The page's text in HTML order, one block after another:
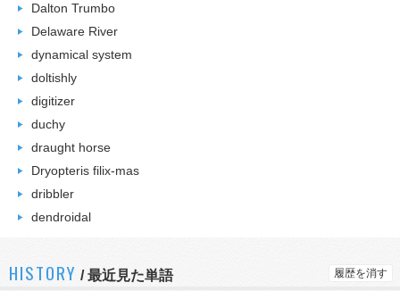
Dalton Trumbo
Delaware River
dynamical system
doltishly
digitizer
duchy
draught horse
Dryopteris filix-mas
dribbler
dendroidal
HISTORY /最近見た単語 履歴を消す